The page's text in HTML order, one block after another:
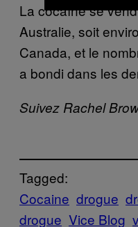
La cocaïne se
Australie, soit
Canada, et le
a bondi dans les
Suivez Rachel
Tagged:
Cocaine drogue
drogue Vice Blog